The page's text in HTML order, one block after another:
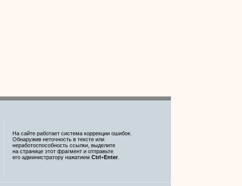
На сайте работает система коррекции ошибок.
Обнаружив неточность в тексте или
неработоспособность ссылки, выделите
на странице этот фрагмент и отправьте
его администратору нажатием Ctrl+Enter